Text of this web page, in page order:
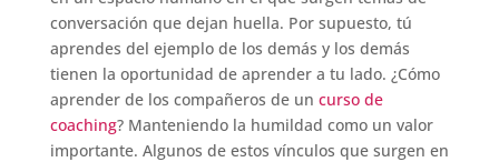
conversación que dejan huella. Por supuesto, tú
aprendes del ejemplo de los demás y los demás
tienen la oportunidad de aprender a tu lado. ¿Cómo
aprender de los compañeros de un curso de
coaching? Manteniendo la humildad como un valor
importante. Algunos de estos vínculos que surgen en